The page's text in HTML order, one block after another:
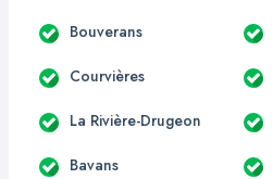
Bouverans
Courvières
La Rivière-Drugeon
Bavans